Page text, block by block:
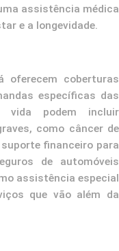
assistência médica
e a longevidade.
oferecem coberturas
específicas das
vida podem incluir
como câncer de
financeiro para
de automóveis
assistência especial
que vão além da